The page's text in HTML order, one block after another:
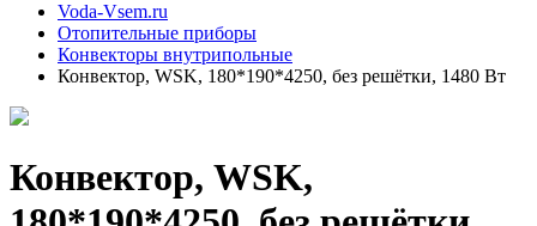
Voda-Vsem.ru
Отопительные приборы
Конвекторы внутрипольные
Конвектор, WSK, 180*190*4250, без решётки, 1480 Вт
Конвектор, WSK,